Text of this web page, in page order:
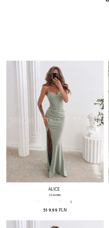
ALICE
SZAŁWIA
L
519.99 PLN